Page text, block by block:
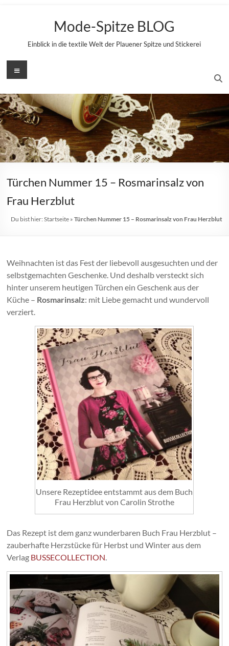
Mode-Spitze BLOG
Einblick in die textile Welt der Plauener Spitze und Stickerei
Menü
Türchen Nummer 15 – Rosmarinsalz von
Frau Herzblut
Du bist hier: Startseite» Türchen Nummer 15 – Rosmarinsalz von Frau Herzblut
Weihnachten ist das Fest der liebevoll ausgesuchten und der
selbstgemachten Geschenke. Und deshalb versteckt sich
hinter unserem heutigen Türchen ein Geschenk aus der
Küche – Rosmarinsalz: mit Liebe gemacht und wundervoll
verziert.
Unsere Rezeptidee entstammt aus dem Buch
Frau Herzblut von Carolin Strothe
Das Rezept ist dem ganz wunderbaren Buch Frau Herzblut –
zauberhafte Herzstücke für Herbst und Winter aus dem
Verlag BUSSECOLLECTION.